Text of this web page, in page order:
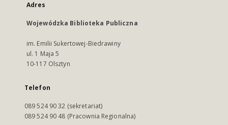
Adres
Wojewódzka Biblioteka Publiczna
im. Emilii Sukertowej-Biedrawiny
ul. 1 Maja 5
10-117 Olsztyn
Telefon
089 524 90 32 (sekretariat)
089 524 90 48 (Pracownia Regionalna)